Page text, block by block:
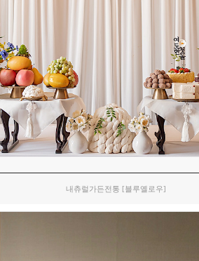
내츄럴가든전통 [블루옐로우]